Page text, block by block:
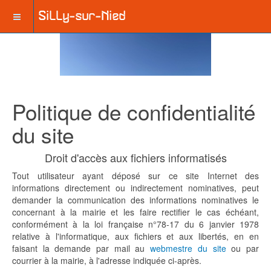
Politique de confidentialité
du site
Droit d'accès aux fichiers informatisés
Tout utilisateur ayant déposé sur ce site Internet des
informations directement ou indirectement nominatives, peut
demander la communication des informations nominatives le
concernant à la mairie et les faire rectifier le cas échéant,
conformément à la loi française n°78-17 du 6 janvier 1978
relative à l'informatique, aux fichiers et aux libertés, en en
faisant la demande par mail auwebmestre du siteou par
courrier à la mairie, à l'adresse indiquée ci-après.